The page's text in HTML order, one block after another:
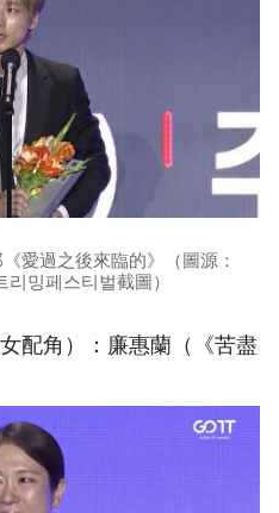
愛過之後來臨的》（圖源：
리밍페스티벌截圖）
配角）：廉惠蘭（《苦盡